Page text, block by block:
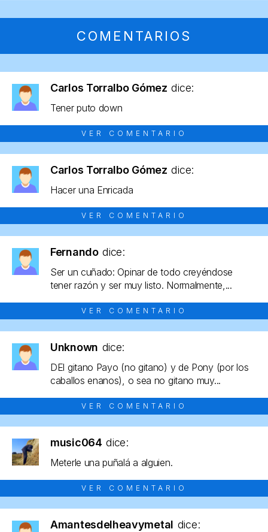
COMENTARIOS
Carlos Torralbo Gómez dice:
Tener puto down
VER COMENTARIO
Carlos Torralbo Gómez dice:
Hacer una Enricada
VER COMENTARIO
Fernando dice:
Ser un cuñado: Opinar de todo creyéndose
tener razón y ser muy listo. Normalmente,...
VER COMENTARIO
Unknown dice:
DEl gitano Payo (no gitano) y de Pony (por los
caballos enanos), o sea no gitano muy...
VER COMENTARIO
music064 dice:
Meterle una puñalá a alguien.
VER COMENTARIO
Amantesdelheavymetal dice: